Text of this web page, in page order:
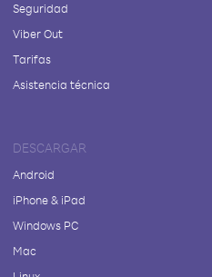
Seguridad
Viber Out
Tarifas
Asistencia técnica
DESCARGAR
Android
iPhone & iPad
Windows PC
Mac